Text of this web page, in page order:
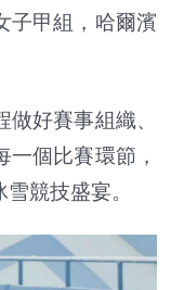
子甲組，哈爾濱
好賽事組織、
個比賽環節，
競技盛宴。